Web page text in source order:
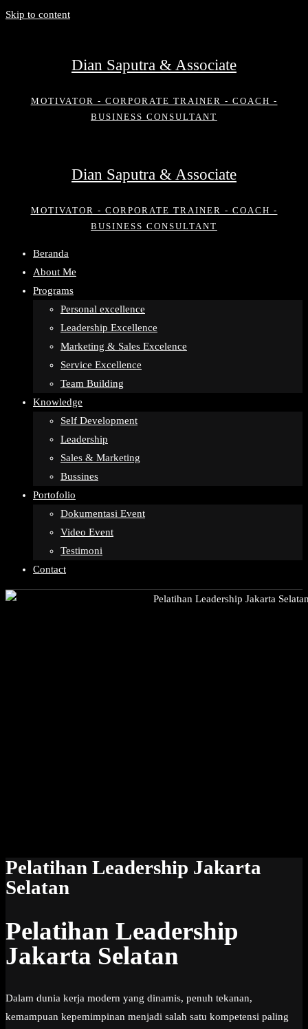
Skip to content
Dian Saputra & Associate
MOTIVATOR - CORPORATE TRAINER - COACH -
BUSINESS CONSULTANT
Dian Saputra & Associate
MOTIVATOR - CORPORATE TRAINER - COACH -
BUSINESS CONSULTANT
Beranda
About Me
Programs
Personal excellence
Leadership Excellence
Marketing & Sales Excelence
Service Excellence
Team Building
Knowledge
Self Development
Leadership
Sales & Marketing
Bussines
Portofolio
Dokumentasi Event
Video Event
Testimoni
Contact
Pelatihan Leadership Jakarta
Selatan
Pelatihan Leadership
Jakarta Selatan
Dalam dunia kerja modern yang dinamis, penuh tekanan,
kemampuan kepemimpinan menjadi salah satu kompetensi paling